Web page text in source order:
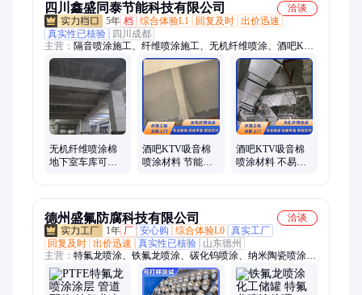
四川鑫盛同泰节能科技有限公司
洽谈
5年 档 综合体验L1 回复及时 出价迅速
真实性已核验
四川成都
主营： 隔音喷涂施工、纤维喷涂施工、无机纤维喷涂、酒吧KTV
派对房直播间吸音隔音喷涂、吸音涂料生产销售施工
无机纤维喷涂棉
地下室车库可用
酒吧KTV吸音棉
喷涂材料 节能环
酒吧KTV吸音棉
喷涂材料 不易开
德州盛氟防腐科技有限公司
洽谈
1年 厂 安心购 综合体验L0 真实工厂
回复及时 出价迅速 真实性已核验
山东德州
主营： 特氟龙喷涂、铁氟龙喷涂、碳化钨喷涂、纳米陶瓷喷涂、
内衬四氟板、钢衬四氟